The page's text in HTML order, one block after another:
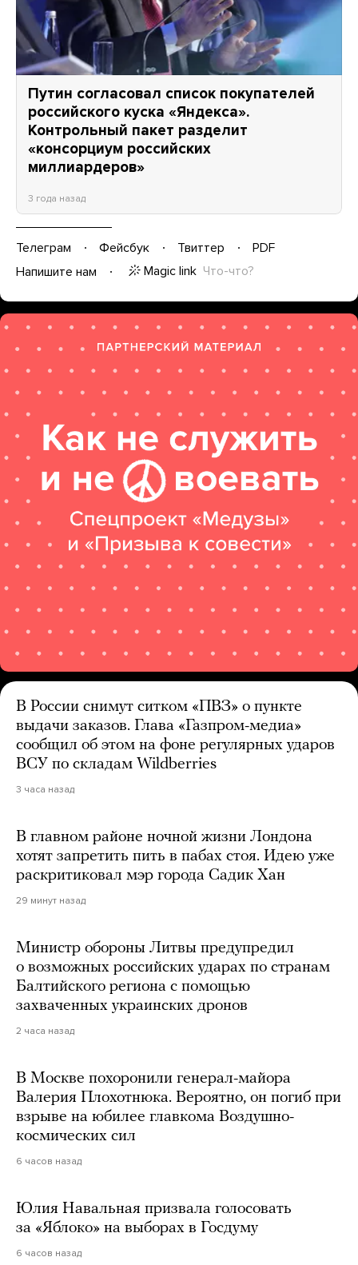
Путин согласовал список покупателей
российского куска «Яндекса».
Контрольный пакет разделит
«консорциум российских
миллиардеров»
3 года назад
Телеграм Фейсбук Твиттер
PDF
Напишите нам
Magic link Что-что?
В России снимут ситком «ПВЗ» о пункте
выдачи заказов. Глава «Газпром-медиа»
сообщил об этом на фоне регулярных ударов
ВСУ по складам Wildberries
3 часа назад
В главном районе ночной жизни Лондона
хотят запретить пить в пабах стоя. Идею уже
раскритиковал мэр города Садик Хан
29 минут назад
Министр обороны Литвы предупредил
о возможных российских ударах по странам
Балтийского региона с помощью
захваченных украинских дронов
2 часа назад
В Москве похоронили генерал-майора
Валерия Плохотнюка. Вероятно, он погиб при
взрыве на юбилее главкома Воздушно-
космических сил
6 часов назад
Юлия Навальная призвала голосовать
за «Яблоко» на выборах в Госдуму
6 часов назад